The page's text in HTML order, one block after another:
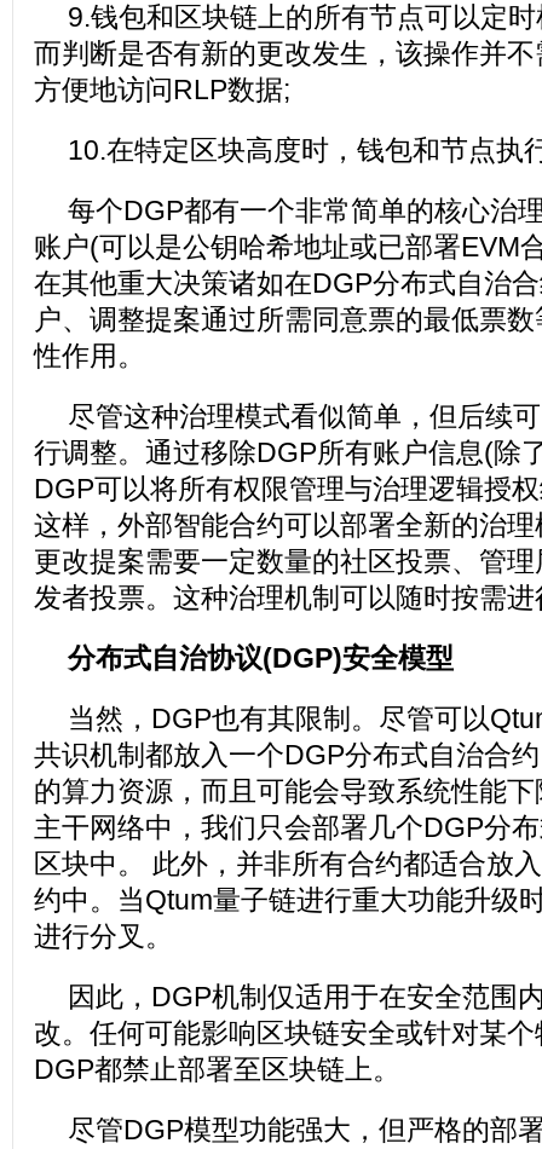
9.钱包和区块链上的所有节点可以定
而判断是否有新的更改发生，该操作并
方便地访问RLP数据;
10.在特定区块高度时，钱包和节点执
每个DGP都有一个非常简单的核心治
账户(可以是公钥哈希地址或已部署EVM
在其他重大决策诸如在DGP分布式自治
户、调整提案通过所需同意票的最低票
性作用。
尽管这种治理模式看似简单，但后续
行调整。通过移除DGP所有账户信息(除
DGP可以将所有权限管理与治理逻辑授
这样，外部智能合约可以部署全新的治
更改提案需要一定数量的社区投票、管
发者投票。这种治理机制可以随时按需
分布式自治协议(DGP)安全模型
当然，DGP也有其限制。尽管可以
共识机制都放入一个DGP分布式自治合
的算力资源，而且可能会导致系统性能
主干网络中，我们只会部署几个DGP分
区块中。 此外，并非所有合约都适合放
约中。当Qtum量子链进行重大功能升级
进行分叉。
因此，DGP机制仅适用于在安全范围
改。任何可能影响区块链安全或针对某
DGP都禁止部署至区块链上。
尽管DGP模型功能强大，但严格的部